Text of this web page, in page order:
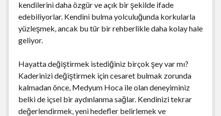
kendilerini daha özgür ve açık bir şekilde ifade
edebiliyorlar. Kendini bulma yolculuğunda korkularla
yüzleşmek, ancak bu tür bir rehberlikle daha kolay hale
geliyor.
Hayatta değiştirmek istediğiniz birçok şey var mı?
Kaderinizi değiştirmek için cesaret bulmak zorunda
kalmadan önce, Medyum Hoca ile olan deneyiminiz
belki de içsel bir aydınlanma sağlar. Kendinizi tekrar
değerlendirmek, yeni hedefler belirlemek ve